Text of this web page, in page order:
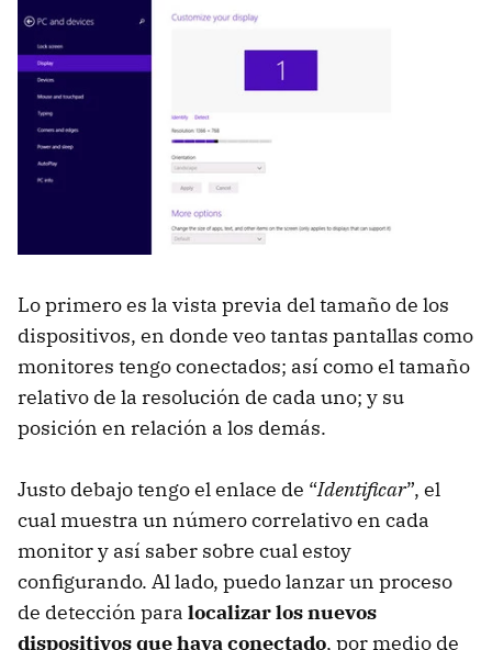
Lo primero es la vista previa del tamaño de los
dispositivos, en donde veo tantas pantallas como
monitores tengo conectados; así como el tamaño
relativo de la resolución de cada uno; y su
posición en relación a los demás.
Justo debajo tengo el enlace de “Identificar”, el
cual muestra un número correlativo en cada
monitor y así saber sobre cual estoy
configurando. Al lado, puedo lanzar un proceso
de detección para localizar los nuevos
dispositivos que haya conectado, por medio de